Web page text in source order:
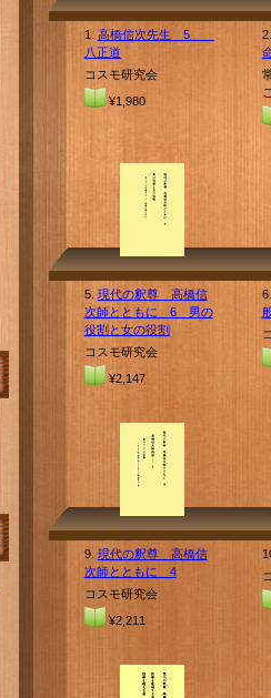
1. 高橋信次先生 5
八正道
コスモ研究会
¥1,980
5. 現代の釈尊 高橋信
次師とともに 6 男の
役割と女の役割
コスモ研究会
¥2,147
9. 現代の釈尊 高橋信
次師とともに 4
コスモ研究会
¥2,211